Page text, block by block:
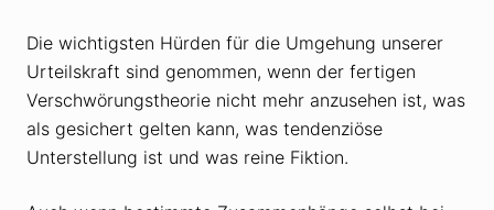
Die wichtigsten Hürden für die Umgehung unserer
Urteilskraft sind genommen, wenn der fertigen
Verschwörungstheorie nicht mehr anzusehen ist, was
als gesichert gelten kann, was tendenziöse
Unterstellung ist und was reine Fiktion.